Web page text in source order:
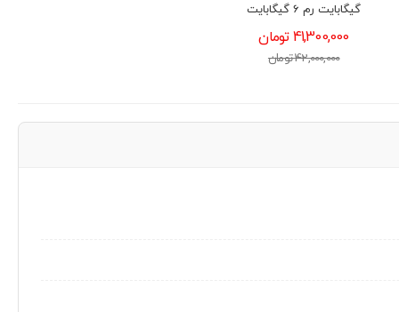
گیگابایت رم 6 گیگابایت
41,300,000 تومان
42,000,000 تومان